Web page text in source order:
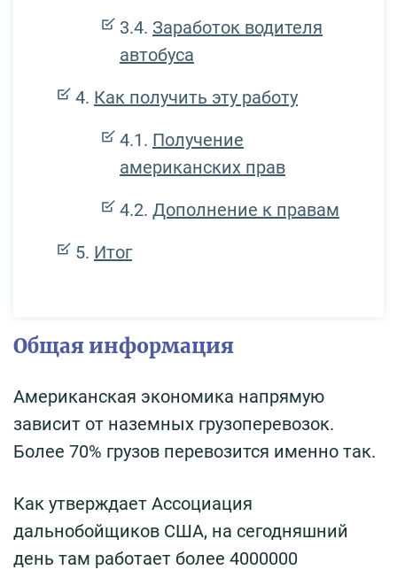
Заработок водителя
автобуса
Как получить эту работу
Получение
американских прав
Дополнение к правам
Итог
Общая информация
Американская экономика напрямую
зависит от наземных грузоперевозок.
Более 70% грузов перевозится именно так.
Как утверждает Ассоциация
дальнобойщиков США, на сегодняшний
день там работает более 4000000